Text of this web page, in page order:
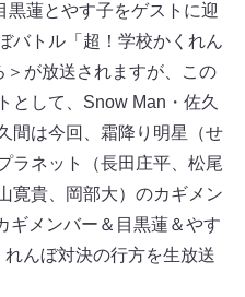
黒蓮とやす子をゲストに迎
バトル「超！学校かくれん
が放送されますが、この
として、Snow Man・佐久
間は今回、霜降り明星（せ
ラネット（長田庄平、松尾
寛貴、岡部大）のカギメン
ギメンバー＆目黒蓮＆やす
んぼ対決の行方を生放送